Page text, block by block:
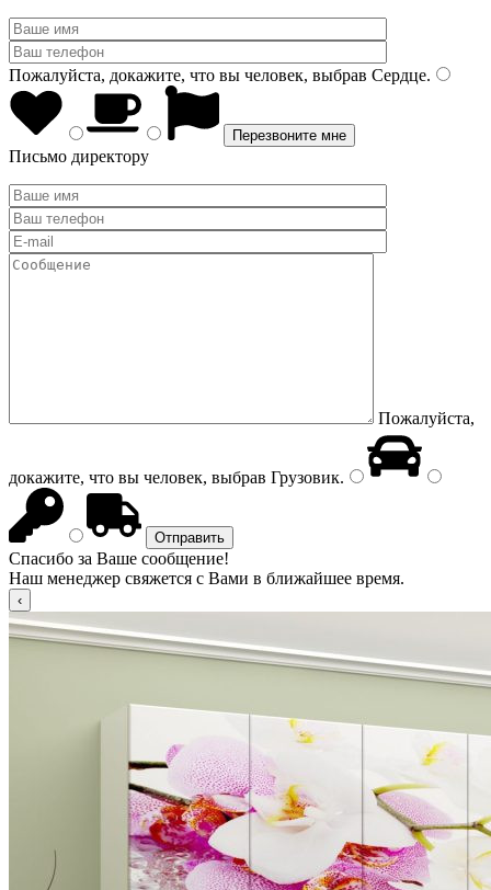
Пожалуйста, докажите, что вы человек, выбрав Сердце.
Письмо директору
Пожалуйста,
докажите, что вы человек, выбрав Грузовик.
Спасибо за Ваше сообщение!
Наш менеджер свяжется с Вами в ближайшее время.